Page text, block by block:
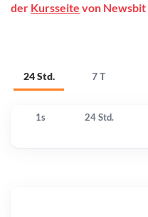
24 Std. 7 T
der Kursseite von Newsbit
1s 24 Std.